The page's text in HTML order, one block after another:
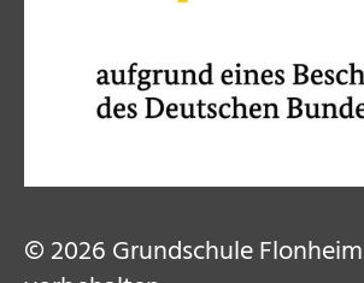
© 2026 Grundschule